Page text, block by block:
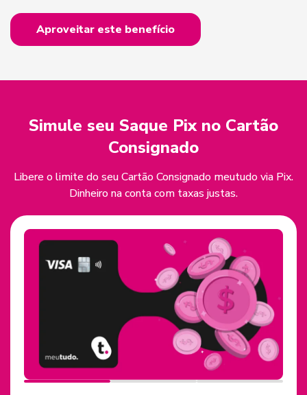
Aproveitar este benefício
Simule seu Saque Pix no Cartão
Consignado
Libere o limite do seu Cartão Consignado meutudo via Pix.
Dinheiro na conta com taxas justas.